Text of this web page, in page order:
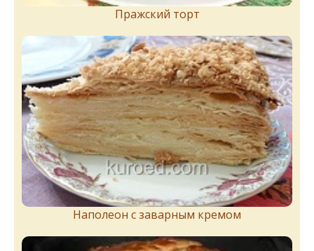
Пражский торт
Наполеон с заварным кремом